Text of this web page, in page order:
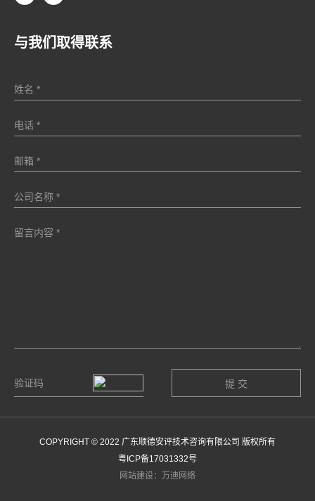
与我们取得联系
COPYRIGHT © 2022 广东顺德安评技术咨询有限公司 版权所有
粤ICP备17031332号
网站建设：万迪网络